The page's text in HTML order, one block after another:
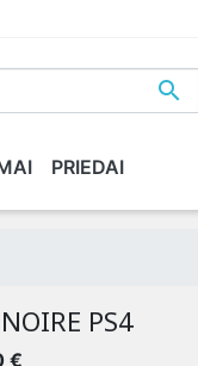

X NINTENDO
PRIEDAI
PS4
€